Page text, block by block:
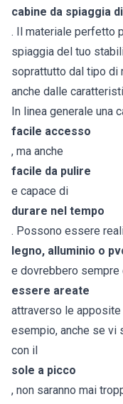
cabine da spiaggia
. Il materiale perfetto
spiaggia del tuo
soprattutto dal tipo di
anche dalle
In linea generale una
facile accesso
, ma anche
facile da pulire
e capace di
durare nel tempo
. Possono essere
legno, alluminio o
e dovrebbero sempre
essere areate
attraverso le apposite
esempio, anche se vi
con il
sole a picco
, non saranno mai